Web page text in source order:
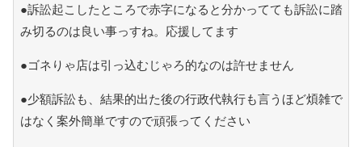
●訴訟起こしたところで赤字になると分かってても訴訟に踏
み切るのは良い事っすね。応援してます
●ゴネりゃ店は引っ込むじゃろ的なのは許せません
●少額訴訟も、結果的出た後の行政代執行も言うほど煩雑で
はなく案外簡単ですので頑張ってください